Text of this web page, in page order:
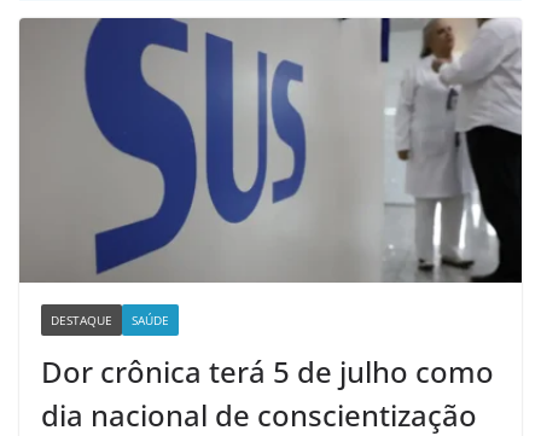
DESTAQUE SAÚDE
Dor crônica terá 5 de julho como
dia nacional de conscientização